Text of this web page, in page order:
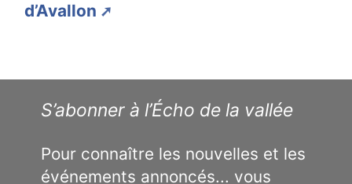
d’Avallon
S’abonner à l’Écho de la vallée
Pour connaître les nouvelles et les
événements annoncés... vous